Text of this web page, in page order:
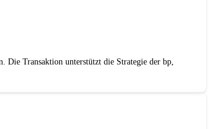
Die Transaktion unterstützt die Strategie der bp,